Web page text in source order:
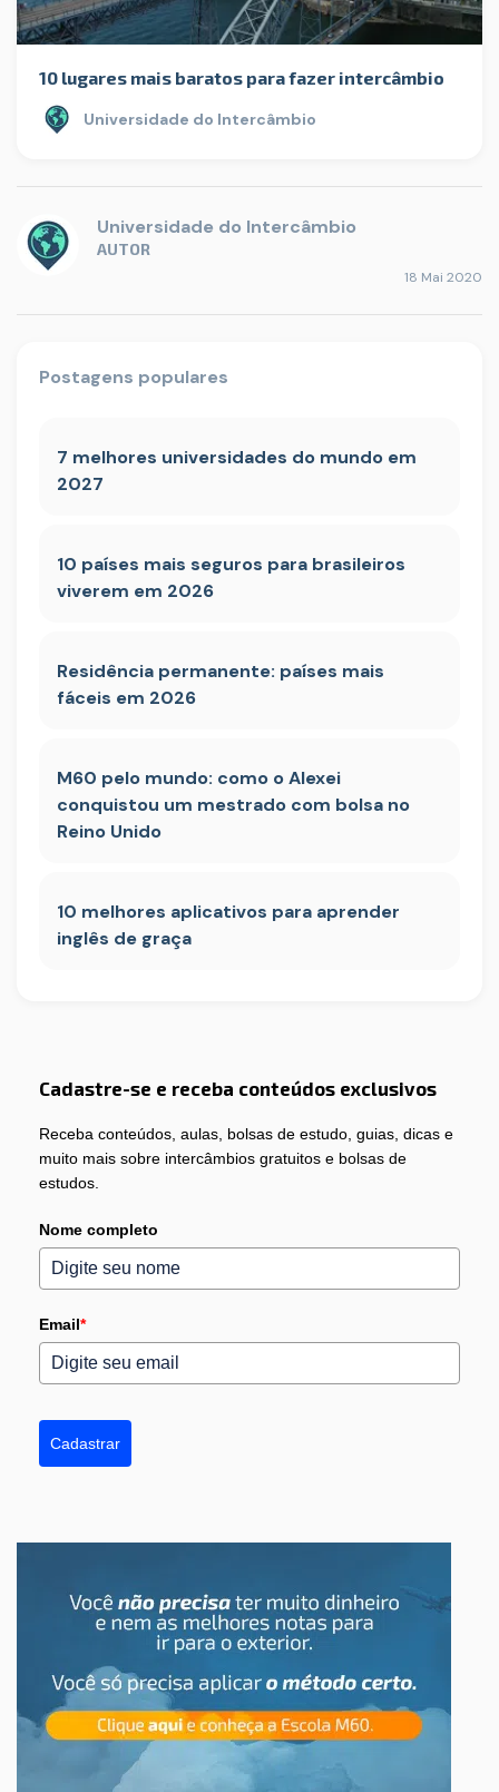
10 lugares mais baratos para fazer intercâmbio
Universidade do Intercâmbio
Universidade do Intercâmbio
AUTOR
18 Mai 2020
Postagens populares
7 melhores universidades do mundo em
2027
10 países mais seguros para brasileiros
viverem em 2026
Residência permanente: países mais
fáceis em 2026
M60 pelo mundo: como o Alexei
conquistou um mestrado com bolsa no
Reino Unido
10 melhores aplicativos para aprender
inglês de graça
Cadastre-se e receba conteúdos exclusivos
Receba conteúdos, aulas, bolsas de estudo, guias, dicas e
muito mais sobre intercâmbios gratuitos e bolsas de
estudos.
Nome completo
Email*
Cadastrar